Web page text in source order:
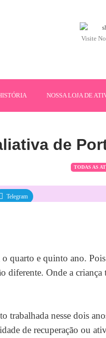
Visite
NOSSA LOJA DE
de
TODAS AS
Telegram
quarto e quinto ano.
Onde a criança
nesse dois
de recuperação ou